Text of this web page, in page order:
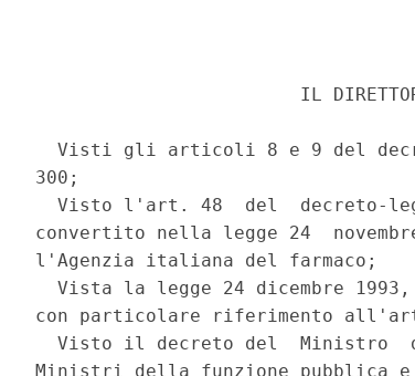
IL
Visti gli articoli 8 e 9 del
300;
Visto l'art. 48  del  decreto-
convertito nella legge 24
l'Agenzia italiana del farmaco;
Vista la legge 24 dicembre
con particolare riferimento
Visto il decreto del  Ministro
Ministri della funzione pubblica